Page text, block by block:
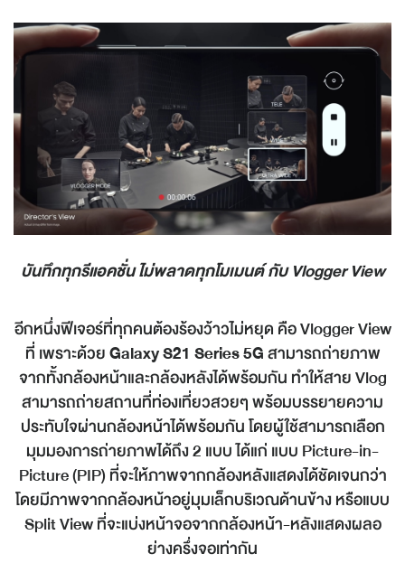
บันทึกทุกรีแอคชั่น ไม่พลาดทุกโมเมนต์ กับVlogger View
อีกหนึ่งฟีเจอร์ที่ทุกคนต้องร้องว้าวไม่หยุด คือ Vlogger View
ที่ เพราะด้วยGalaxy S21 Series 5Gสามารถถ่ายภาพ
จากทั้งกล้องหน้าและกล้องหลังได้พร้อมกัน ทำให้สาย Vlog
สามารถถ่ายสถานที่ท่องเที่ยวสวยๆ พร้อมบรรยายความ
ประทับใจผ่านกล้องหน้าได้พร้อมกัน โดยผู้ใช้สามารถเลือก
มุมมองการถ่ายภาพได้ถึง 2 แบบ ได้แก่ แบบ Picture-in-
Picture (PIP) ที่จะให้ภาพจากกล้องหลังแสดงได้ชัดเจนกว่า
โดยมีภาพจากกล้องหน้าอยู่มุมเล็กบริเวณด้านข้าง หรือแบบ
Split View ที่จะแบ่งหน้าจอจากกล้องหน้า-หลังแสดงผลอ
ย่างครึ่งจอเท่ากัน